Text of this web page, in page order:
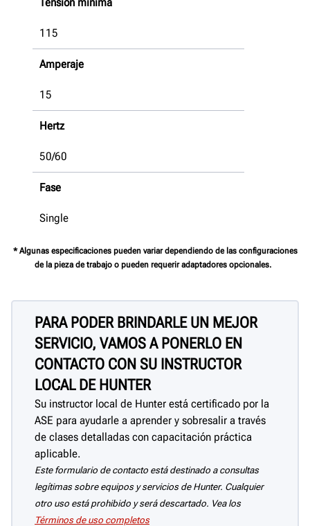
115
Amperaje
15
Hertz
50/60
Fase
Single
* Algunas especificaciones pueden variar dependiendo de las configuraciones
de la pieza de trabajo o pueden requerir adaptadores opcionales.
PARA PODER BRINDARLE UN MEJOR
SERVICIO, VAMOS A PONERLO EN
CONTACTO CON SU INSTRUCTOR
LOCAL DE HUNTER
Su instructor local de Hunter está certificado por la
ASE para ayudarle a aprender y sobresalir a través
de clases detalladas con capacitación práctica
aplicable.
Este formulario de contacto está destinado a consultas
legítimas sobre equipos y servicios de Hunter. Cualquier
otro uso está prohibido y será descartado. Vea los
Términos de uso completos